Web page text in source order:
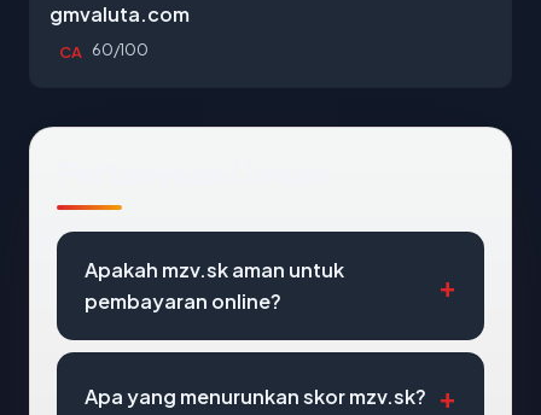
gmvaluta.com
CA 60/100
Apakah mzv.sk aman untuk
pembayaran online?
Apa yang menurunkan skor mzv.sk?